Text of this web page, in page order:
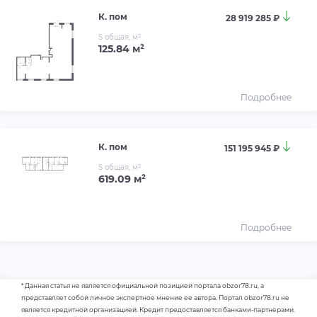
К. пом 28 919 285 ₽
S общая, м²
125.84 м²
Подробнее
К. пом 151 195 945 ₽
S общая, м²
619.09 м²
Подробнее
* Данная статья не является официальной позицией портала obzor78.ru, а
представляет собой личное экспертное мнение ее автора. Портал obzor78.ru не
является кредитной организацией. Кредит предоставляется банками-партнерами.